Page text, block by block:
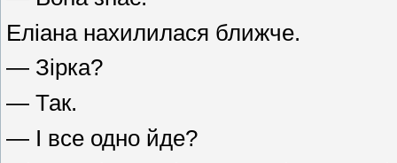
Еліана нахилилася ближче.
— Зірка?
— Так.
— І все одно йде?